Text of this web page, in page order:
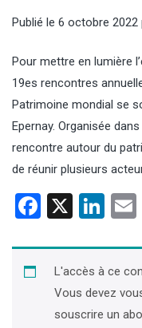
Publié le 6 octobre 2022
Pour mettre en lumière
19es rencontres
Patrimoine mondial se
Epernay. Organisée
rencontre autour du
de réunir plusieurs
X
L'accès à ce
Vous devez
souscrire un